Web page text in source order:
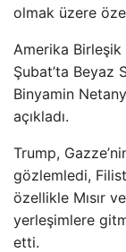
olmak üzere
Amerika Birleşik
Şubat’ta Beyaz
Binyamin
açıkladı.
Trump,
gözlemledi,
özellikle Mısır
yerleşimlere
etti.